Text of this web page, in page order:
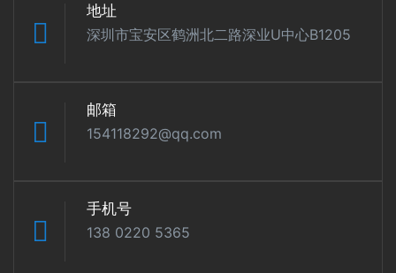
地址
深圳市宝安区鹤洲北二路深业U中心B1205
邮箱
154118292@qq.com
手机号
138 0220 5365